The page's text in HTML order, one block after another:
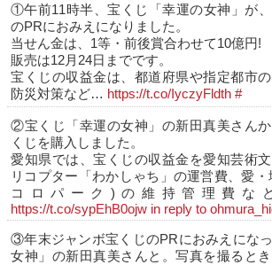
①午前11時半、宝くじ「幸運の女神」が
のPRにおみえになりました。
当せん金は、1等・前後賞合わせて10億円!
販売は12月24日までです。
宝くじの収益金は、都道府県や指定都市
防災対策など… https://t.co/IyczyFldth #
②宝くじ「幸運の女神」の新田真美さん
くじを購入しました。
愛知県では、宝くじの収益金を愛知芸術
リコプター「わかしゃち」の運営費、愛
コロパーク)の維持管理費な
https://t.co/sypEhB0ojw in reply to
③年末ジャンボ宝くじのPRにおみえにな
女神」の新田真美さんと。写真を撮ると